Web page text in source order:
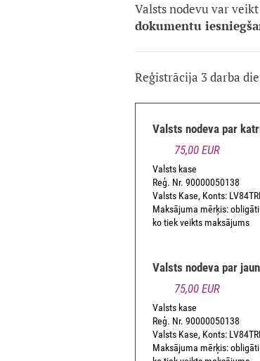
Valsts nodevu var
dokumentu
Reģistrācija 3 darba
Valsts nodeva par
75,00 EUR
Valsts kase
Reģ. Nr. 90000050138
Valsts Kase, Konts:
Maksājuma mērķis:
ko tiek veikts maksājums
Valsts nodeva par
75,00 EUR
Valsts kase
Reģ. Nr. 90000050138
Valsts Kase, Konts:
Maksājuma mērķis: